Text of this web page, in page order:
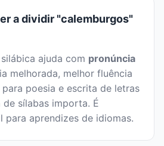
a dividir "calemburgos"
ajuda com pronúncia
melhorada, melhor fluência
poesia e escrita de letras
sílabas importa. É
para aprendizes de idiomas.